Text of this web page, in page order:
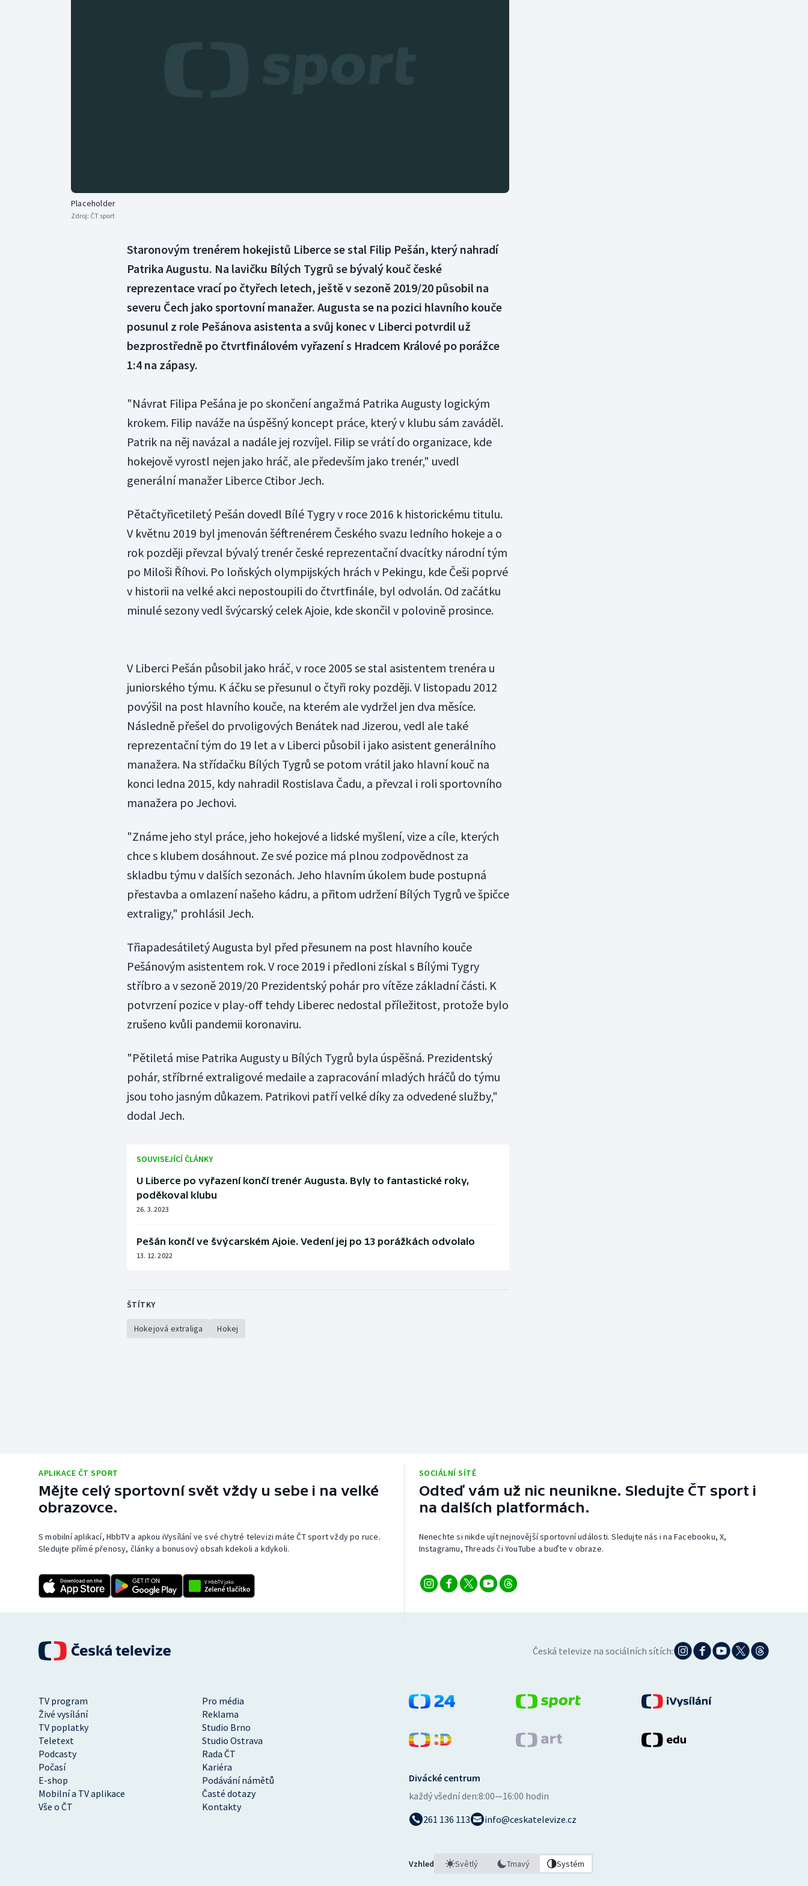
Placeholder
Zdroj: ČT sport
Staronovým trenérem hokejistů Liberce se stal Filip Pešán, který nahradí
Patrika Augustu. Na lavičku Bílých Tygrů se bývalý kouč české
reprezentace vrací po čtyřech letech, ještě v sezoně 2019/20 působil na
severu Čech jako sportovní manažer. Augusta se na pozici hlavního kouče
posunul z role Pešánova asistenta a svůj konec v Liberci potvrdil už
bezprostředně po čtvrtfinálovém vyřazení s Hradcem Králové po porážce
1:4 na zápasy.
"Návrat Filipa Pešána je po skončení angažmá Patrika Augusty logickým
krokem. Filip naváže na úspěšný koncept práce, který v klubu sám zaváděl.
Patrik na něj navázal a nadále jej rozvíjel. Filip se vrátí do organizace, kde
hokejově vyrostl nejen jako hráč, ale především jako trenér," uvedl
generální manažer Liberce Ctibor Jech.
Pětačtyřicetiletý Pešán dovedl Bílé Tygry v roce 2016 k historickému titulu.
V květnu 2019 byl jmenován šéftrenérem Českého svazu ledního hokeje a o
rok později převzal bývalý trenér české reprezentační dvacítky národní tým
po Miloši Říhovi. Po loňských olympijských hrách v Pekingu, kde Češi poprvé
v historii na velké akci nepostoupili do čtvrtfinále, byl odvolán. Od začátku
minulé sezony vedl švýcarský celek Ajoie, kde skončil v polovině prosince.
V Liberci Pešán působil jako hráč, v roce 2005 se stal asistentem trenéra u
juniorského týmu. K áčku se přesunul o čtyři roky později. V listopadu 2012
povýšil na post hlavního kouče, na kterém ale vydržel jen dva měsíce.
Následně přešel do prvoligových Benátek nad Jizerou, vedl ale také
reprezentační tým do 19 let a v Liberci působil i jako asistent generálního
manažera. Na střídačku Bílých Tygrů se potom vrátil jako hlavní kouč na
konci ledna 2015, kdy nahradil Rostislava Čadu, a převzal i roli sportovního
manažera po Jechovi.
"Známe jeho styl práce, jeho hokejové a lidské myšlení, vize a cíle, kterých
chce s klubem dosáhnout. Ze své pozice má plnou zodpovědnost za
skladbu týmu v dalších sezonách. Jeho hlavním úkolem bude postupná
přestavba a omlazení našeho kádru, a přitom udržení Bílých Tygrů ve špičce
extraligy," prohlásil Jech.
Třiapadesátiletý Augusta byl před přesunem na post hlavního kouče
Pešánovým asistentem rok. V roce 2019 i předloni získal s Bílými Tygry
stříbro a v sezoně 2019/20 Prezidentský pohár pro vítěze základní části. K
potvrzení pozice v play-off tehdy Liberec nedostal příležitost, protože bylo
zrušeno kvůli pandemii koronaviru.
"Pětiletá mise Patrika Augusty u Bílých Tygrů byla úspěšná. Prezidentský
pohár, stříbrné extraligové medaile a zapracování mladých hráčů do týmu
jsou toho jasným důkazem. Patrikovi patří velké díky za odvedené služby,"
dodal Jech.
SOUVISEJÍCÍ ČLÁNKY
U Liberce po vyřazení končí trenér Augusta. Byly to fantastické roky,
poděkoval klubu
26. 3. 2023
Pešán končí ve švýcarském Ajoie. Vedení jej po 13 porážkách odvolalo
13. 12. 2022
ŠTÍTKY
Hokejová extraliga Hokej
APLIKACE ČT SPORT
Mějte celý sportovní svět vždy u sebe i na velké
obrazovce.
S mobilní aplikací, HbbTV a apkou iVysílání ve své chytré televizi máte ČT sport vždy po ruce.
Sledujte přímé přenosy, články a bonusový obsah kdekoli a kdykoli.
SOCIÁLNÍ SÍTĚ
Odteď vám už nic neunikne. Sledujte ČT sport i
na dalších platformách.
Nenechte si nikde ujít nejnovější sportovní události. Sledujte nás i na Facebooku, X,
Instagramu, Threads či YouTube a buďte v obraze.
Česká televize na sociálních sítích:
TV program
Pro média
Živé vysílání
Reklama
TV poplatky
Studio Brno
Teletext
Studio Ostrava
Podcasty
Rada ČT
Počasí
Kariéra
E-shop
Podávání námětů
Mobilní a TV aplikace
Časté dotazy
Vše o ČT
Kontakty
Divácké centrum
každý všední den:8:00—16:00 hodin
261 136 113
info@ceskatelevize.cz
Vzhled Světlý Tmavý Systém